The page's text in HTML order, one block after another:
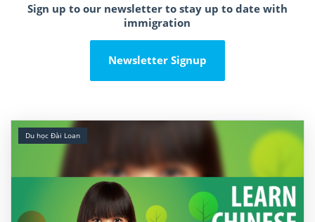
Sign up to our newsletter to stay up to date with
immigration
Newsletter Signup
Du học Đài Loan